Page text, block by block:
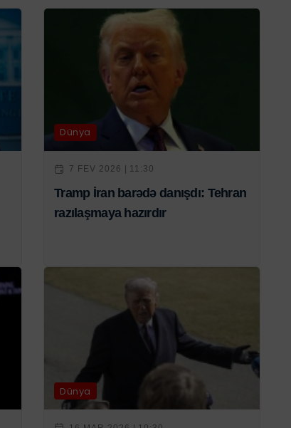
Dünya
7 FEV 2026 | 11:30
Tramp İran barədə danışdı: Tehran
razılaşmaya hazırdır
Dünya